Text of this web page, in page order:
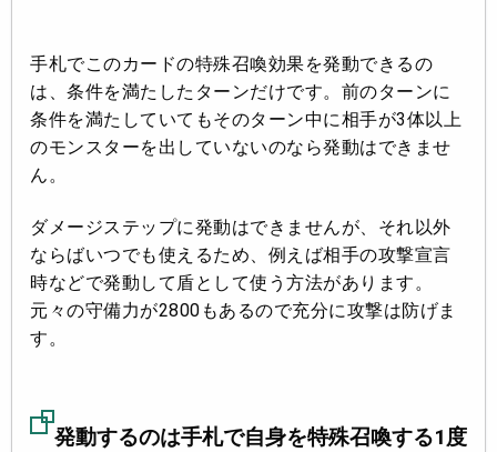
手札でこのカードの特殊召喚効果を発動できるの
は、条件を満たしたターンだけです。前のターンに
条件を満たしていてもそのターン中に相手が3体以上
のモンスターを出していないのなら発動はできませ
ん。
ダメージステップに発動はできませんが、それ以外
ならばいつでも使えるため、例えば相手の攻撃宣言
時などで発動して盾として使う方法があります。
元々の守備力が2800もあるので充分に攻撃は防げま
す。
発動するのは手札で自身を特殊召喚する1度